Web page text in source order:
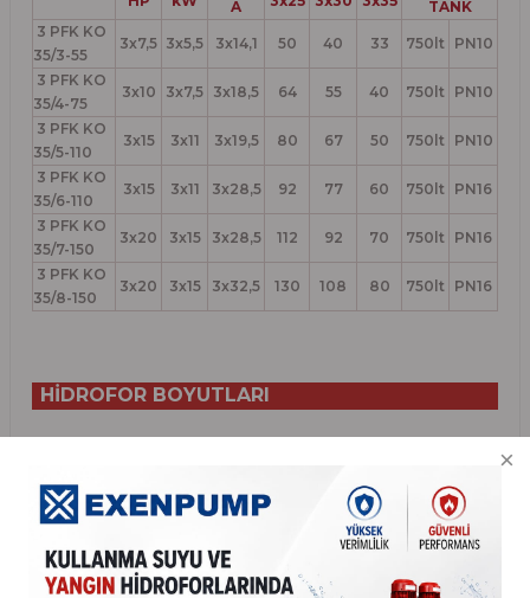
A
TANK
3 PFK KO
35/3-55
3x7,5 3x5,5 3x14,1 50 40 33 750lt PN10
3 PFK KO
35/4-75
3x10 3x7,5 3x18,5 64 55 40 750lt PN10
3 PFK KO
35/5-110
3x15 3x11 3x19,5 80 67 50 750lt PN10
3 PFK KO
35/6-110
3x15 3x11 3x28,5 92 77 60 750lt PN16
3 PFK KO
35/7-150
3x20 3x15 3x28,5 112 92 70 750lt PN16
3 PFK KO
35/8-150
3x20 3x15 3x32,5 130 108 80 750lt PN16
HİDROFOR BOYUTLARI